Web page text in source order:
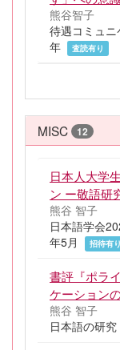
熊谷智子
待遇コミュ
年
査読有り
MISC 12
日本人大学
ン ー敬語研
熊谷 智子
日本語学会
年5月
招待有り
書評『ポラ
ケーション
熊谷 智子
日本語の研